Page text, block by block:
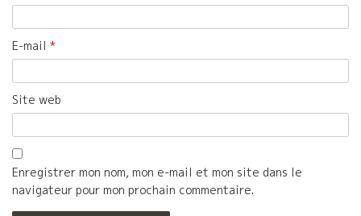
E-mail *
Site web
Enregistrer mon nom, mon e-mail et mon site dans le
navigateur pour mon prochain commentaire.